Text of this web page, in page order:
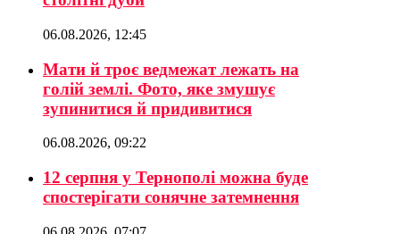
06.08.2026, 12:45
Мати й троє ведмежат лежать на
голій землі. Фото, яке змушує
зупинитися й придивитися
06.08.2026, 09:22
12 серпня у Тернополі можна буде
спостерігати сонячне затемнення